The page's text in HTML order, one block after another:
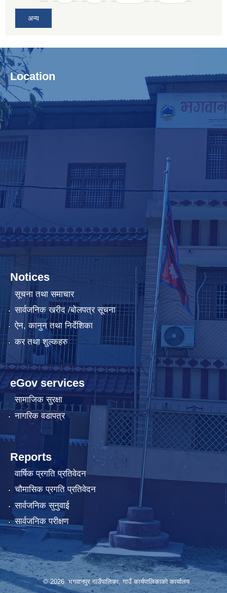
अन्य
Location
Notices
सूचना तथा समाचार
सार्वजनिक खरीद /बोलपत्र सूचना
ऐन, कानुन तथा निर्देशिका
कर तथा शुल्कहरु
eGov services
सामाजिक सुरक्षा
नागरिक वडापत्र
Reports
वार्षिक प्रगति प्रतिवेदन
चौमासिक प्रगति प्रतिवेदन
सार्वजनिक सुनुवाई
सार्वजनिक परीक्षण
© 2026 भगवानपुर गाउँपालिका, गाउँ कार्यपालिकाको कार्यालय